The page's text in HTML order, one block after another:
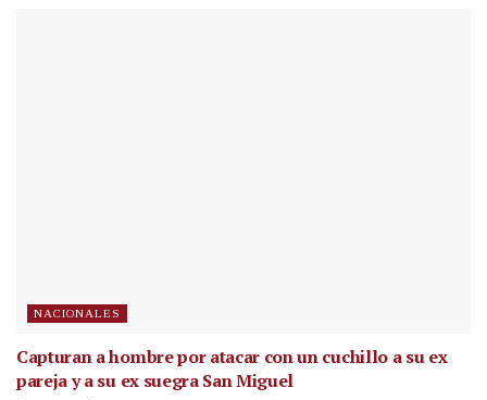
NACIONALES
Capturan a hombre por atacar con un cuchillo a su ex
pareja y a su ex suegra San Miguel